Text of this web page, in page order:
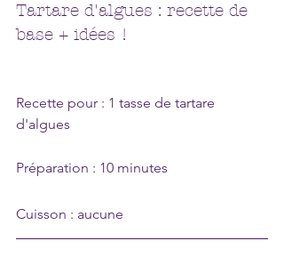
Tartare d'algues : recette de
base + idées !
Recette pour : 1 tasse de tartare
d'algues
Préparation : 10 minutes
Cuisson : aucune